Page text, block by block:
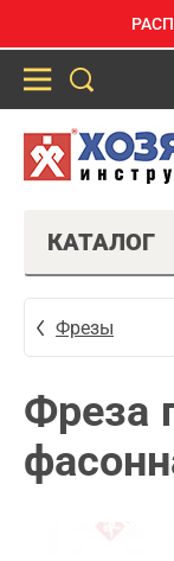
КАТАЛОГ
Фрезы
Фреза